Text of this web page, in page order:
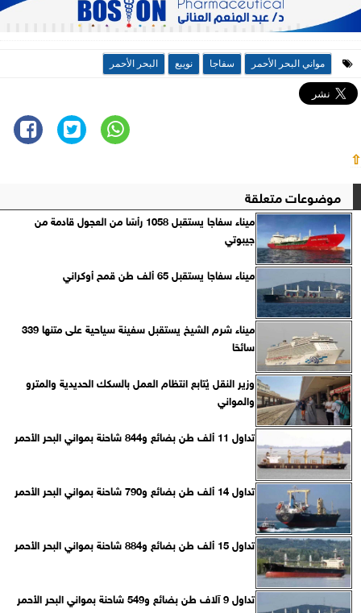
مواني البحر الأحمر سفاجا نويبع البحر الأحمر
⇧
موضوعات متعلقة
ميناء سفاجا يستقبل 1058 رأسًا من العجول قادمة من
جيبوتي
ميناء سفاجا يستقبل 65 ألف طن قمح أوكراني
ميناء شرم الشيخ يستقبل سفينة سياحية على متنها 339
سائحًا
وزير النقل يُتابع انتظام العمل بالسكك الحديدية والمترو
والمواني
تداول 11 ألف طن بضائع و844 شاحنة بمواني البحر الأحمر
تداول 14 ألف طن بضائع و790 شاحنة بمواني البحر الأحمر
تداول 15 ألف طن بضائع و884 شاحنة بمواني البحر الأحمر
تداول 9 آلاف طن بضائع و549 شاحنة بمواني البحر الأحمر